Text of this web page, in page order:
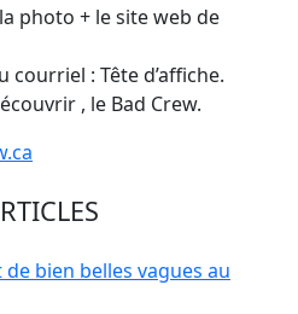
photo + le site web de
: Tête d’affiche.
, le Bad Crew.
bien belles vagues au